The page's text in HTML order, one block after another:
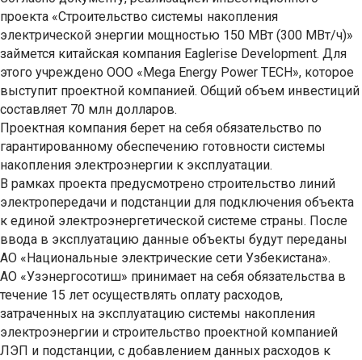
проекта «Строительство системы накопления
электрической энергии мощностью 150 МВт (300 МВт/ч)»
займется китайская компания Eaglerise Development. Для
этого учреждено ООО «Mega Energy Power TECH», которое
выступит проектной компанией. Общий объем инвестиций
составляет 70 млн долларов.
Проектная компания берет на себя обязательство по
гарантированному обеспечению готовности системы
накопления электроэнергии к эксплуатации.
В рамках проекта предусмотрено строительство линий
электропередачи и подстанции для подключения объекта
к единой электроэнергетической системе страны. После
ввода в эксплуатацию данные объекты будут переданы
АО «Национальные электрические сети Узбекистана».
АО «Узэнергосотиш» принимает на себя обязательства в
течение 15 лет осуществлять оплату расходов,
затраченных на эксплуатацию системы накопления
электроэнергии и строительство проектной компанией
ЛЭП и подстанции, с добавлением данных расходов к